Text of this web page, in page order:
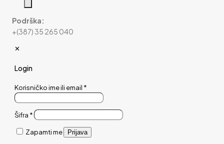
Podrška:
+(387) 35 265 040
✕
Login
Korisničko ime ili email *
Šifra *
Zapamti me Prijava